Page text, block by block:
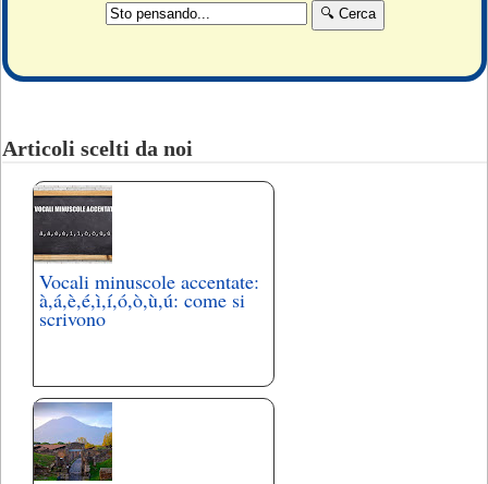
Articoli scelti da noi
Vocali minuscole accentate:
à,á,è,é,ì,í,ó,ò,ù,ú: come si
scrivono